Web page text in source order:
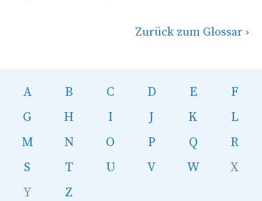
Zurück zum Glossar
A B C D E
F
G
H I J K
L
M
N O P Q
R
S
T U V W
X
Y
Z